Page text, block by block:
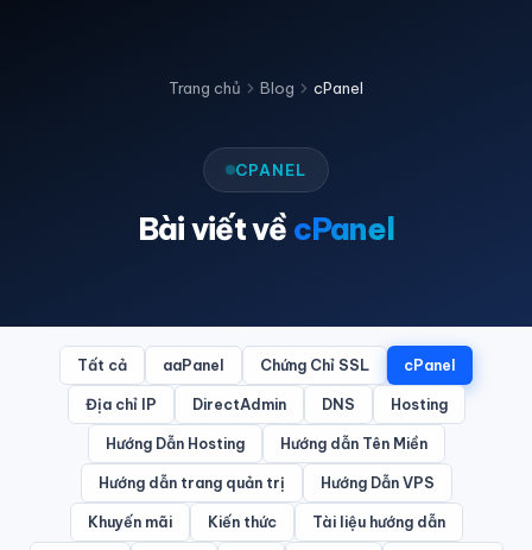
Trang chủ Blog cPanel
CPANEL
Bài viết về cPanel
Tất cả aaPanel Chứng Chỉ SSL cPanel
Địa chỉ IP DirectAdmin DNS Hosting
Hướng Dẫn Hosting Hướng dẫn Tên Miền
Hướng dẫn trang quản trị Hướng Dẫn VPS
Khuyến mãi Kiến thức Tài liệu hướng dẫn